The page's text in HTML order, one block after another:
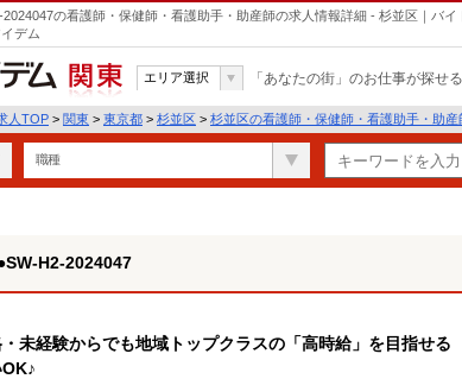
の看護師・保健師・看護助手・助産師の求人情報詳細 - 杉並区｜バイ
デム
関東
エリア選択 「あなたの街」のお仕事が探せ
人TOP > 関東 > 東京都 > 杉並区 > 杉並区の看護師・保健師・看護助手・助産
職種
H2-2024047
未経験からでも地域トップクラスの「高時給」を目指せる